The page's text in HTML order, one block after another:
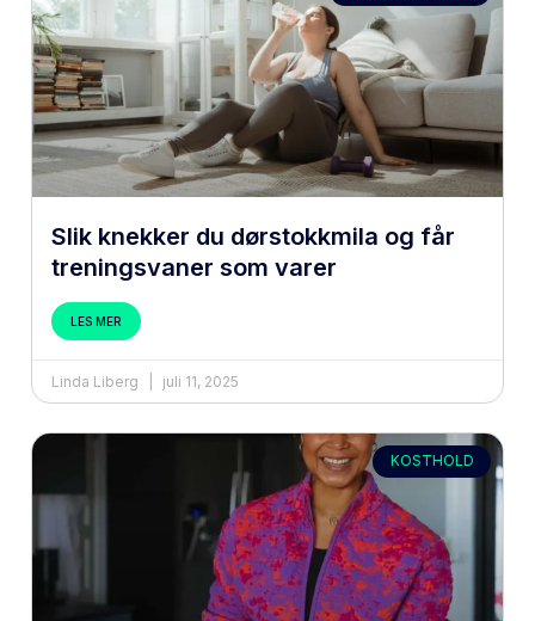
Slik knekker du dørstokkmila og får
treningsvaner som varer
LES MER
Linda Liberg juli 11, 2025
KOSTHOLD